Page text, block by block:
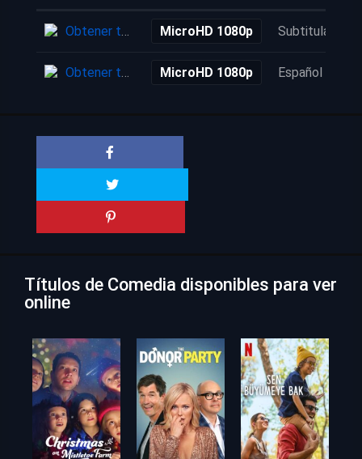
Obtener torrent MicroHD 1080p Subtitulada
Obtener torrent MicroHD 1080p Español
Títulos de Comedia disponibles para ver
online